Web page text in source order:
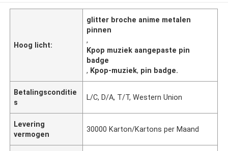
Hoog licht:
glitter broche anime metalen
pinnen
,
Kpop muziek aangepaste pin
badge
, Kpop-muziek, pin badge.
Betalingsconditie
s
L/C, D/A, T/T, Western Union
Levering
vermogen
30000 Karton/Kartons per Maand